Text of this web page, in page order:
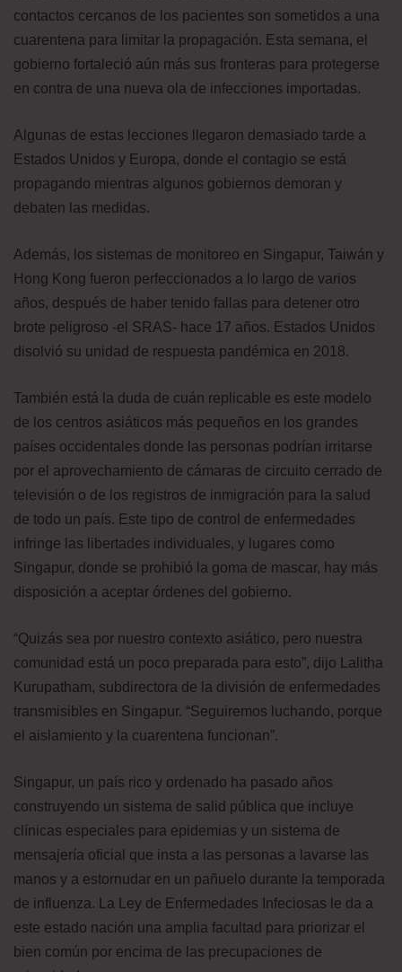
contactos cercanos de los pacientes son sometidos a una
cuarentena para limitar la propagación. Esta semana, el
gobierno fortaleció aún más sus fronteras para protegerse
en contra de una nueva ola de infecciones importadas.
Algunas de estas lecciones llegaron demasiado tarde a
Estados Unidos y Europa, donde el contagio se está
propagando mientras algunos gobiernos demoran y
debaten las medidas.
Además, los sistemas de monitoreo en Singapur, Taiwán y
Hong Kong fueron perfeccionados a lo largo de varios
años, después de haber tenido fallas para detener otro
brote peligroso -el SRAS- hace 17 años. Estados Unidos
disolvió su unidad de respuesta pandémica en 2018.
También está la duda de cuán replicable es este modelo
de los centros asiáticos más pequeños en los grandes
países occidentales donde las personas podrían irritarse
por el aprovechamiento de cámaras de circuito cerrado de
televisión o de los registros de inmigración para la salud
de todo un país. Este tipo de control de enfermedades
infringe las libertades individuales, y lugares como
Singapur, donde se prohibió la goma de mascar, hay más
disposición a aceptar órdenes del gobierno.
“Quizás sea por nuestro contexto asiático, pero nuestra
comunidad está un poco preparada para esto”, dijo Lalitha
Kurupatham, subdirectora de la división de enfermedades
transmisibles en Singapur. “Seguiremos luchando, porque
el aislamiento y la cuarentena funcionan”.
Singapur, un país rico y ordenado ha pasado años
construyendo un sistema de salid pública que incluye
clínicas especiales para epidemias y un sistema de
mensajería oficial que insta a las personas a lavarse las
manos y a estornudar en un pañuelo durante la temporada
de influenza. La Ley de Enfermedades Infeciosas le da a
este estado nación una amplia facultad para priorizar el
bien común por encima de las precupaciones de